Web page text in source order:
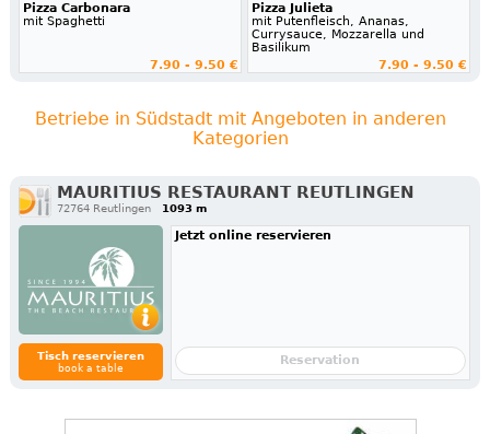
Pizza Carbonara
mit Spaghetti
7.90 - 9.50 €
Pizza Julieta
mit Putenfleisch, Ananas,
Currysauce, Mozzarella und
Basilikum
7.90 - 9.50 €
Betriebe in Südstadt mit Angeboten in anderen
Kategorien
MAURITIUS RESTAURANT REUTLINGEN
72764 Reutlingen 1093 m
Tisch reservieren
book a table
Jetzt online reservieren
Reservation